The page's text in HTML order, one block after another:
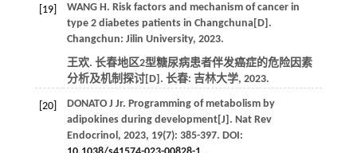
[19] WANG H. Risk factors and mechanism of cancer in
type 2 diabetes patients in Changchuna[D].
Changchun: Jilin University, 2023.
王欢. 长春地区2型糖尿病患者伴发癌症的危险因素
分析及机制探讨[D]. 长春: 吉林大学, 2023.
[20] DONATO J Jr. Programming of metabolism by
adipokines during development[J]. Nat Rev
Endocrinol , 2023, 19(7): 385-397. DOI: